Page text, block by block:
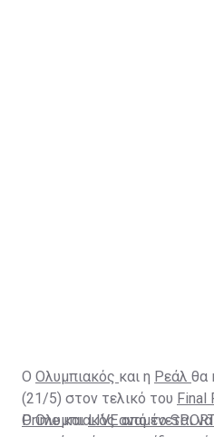
Ο Ολυμπιακός και η Ρεάλ θα
(21/5) στον τελικό του Final
PrimeκαιLIVE από το
Ο Ολυμπιακός αναμένεται